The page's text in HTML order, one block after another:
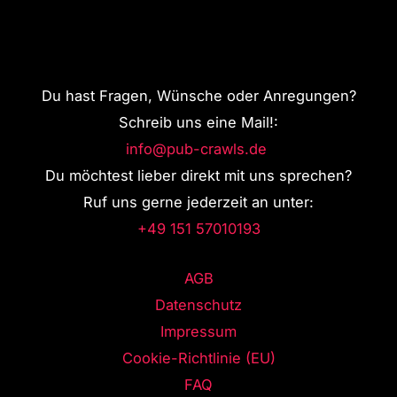
Du hast Fragen, Wünsche oder Anregungen?
Schreib uns eine Mail!:
info@pub-crawls.de
Du möchtest lieber direkt mit uns sprechen?
Ruf uns gerne jederzeit an unter:
+49 151 57010193
AGB
Datenschutz
Impressum
Cookie-Richtlinie (EU)
FAQ